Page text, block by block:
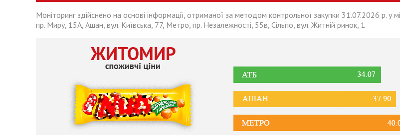
Моніторинг здійснено на основі інформації, отриманої за методом контрольної закупки 31.07.2026 р. у
пр. Миру, 15А, Ашан, вул. Київська, 77, Метро, пр. Незалежності, 55в, Сільпо, вул. Житній ринок, 1